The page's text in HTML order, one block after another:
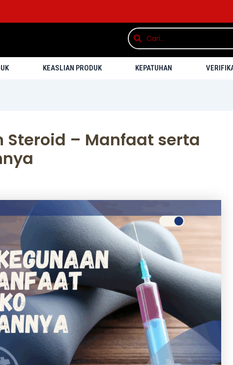
SearchSearch
KEASLIAN PRODUK KEPATUHAN
Steroid – Manfaat serta